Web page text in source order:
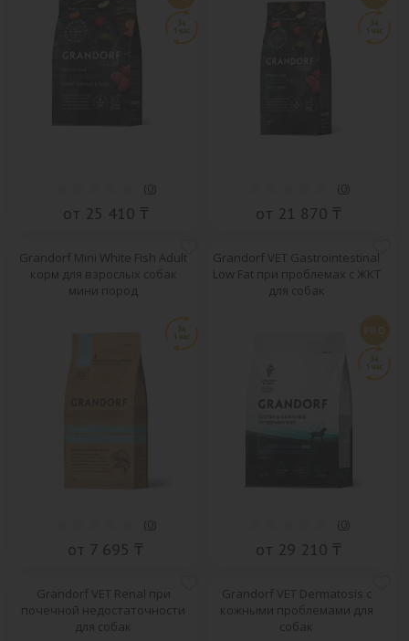
(0)
от 25 410 ₸
(0)
от 21 870 ₸
Grandorf Mini White Fish Adult
корм для взрослых собак
мини пород
(0)
от 7 695 ₸
Grandorf VET Gastrointestinal
Low Fat при проблемах с ЖКТ
для собак
(0)
от 29 210 ₸
Grandorf VET Renal при
почечной недостаточности
для собак
Grandorf VET Dermatosis с
кожными проблемами для
собак